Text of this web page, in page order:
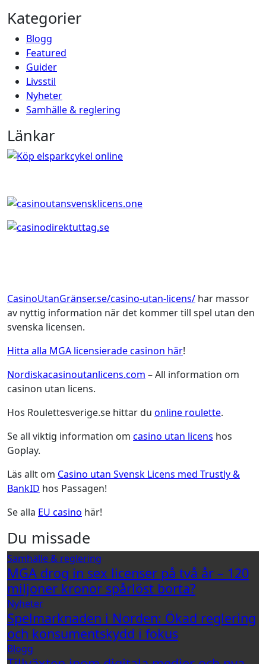
Kategorier
Blogg
Featured
Guider
Livsstil
Nyheter
Samhälle & reglering
Länkar
CasinoUtanGränser.se/casino-utan-licens/ har massor
av nyttig information när det kommer till spel utan den
svenska licensen.
Hitta alla MGA licensierade casinon här!
Nordiskacasinoutanlicens.com – All information om
casinon utan licens.
Hos Roulettesverige.se hittar du online roulette.
Se all viktig information om casino utan licens hos
Goplay.
Läs allt om Casino utan Svensk Licens med Trustly &
BankID hos Passagen!
Se alla EU casino här!
Du missade
Samhälle & reglering
MGA drog in sex licenser på två år – 120
miljoner kronor spårlöst borta?
Nyheter
Spelmarknaden i Norden: Ökad reglering
och konsumentskydd i fokus
Blogg